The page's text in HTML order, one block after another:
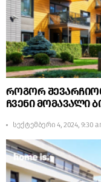
როგორ
ჩვენი მომავალი
სექტემბერი 4, 2024, 9:30